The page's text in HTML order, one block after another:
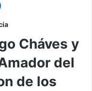
Cháves y
del
de los